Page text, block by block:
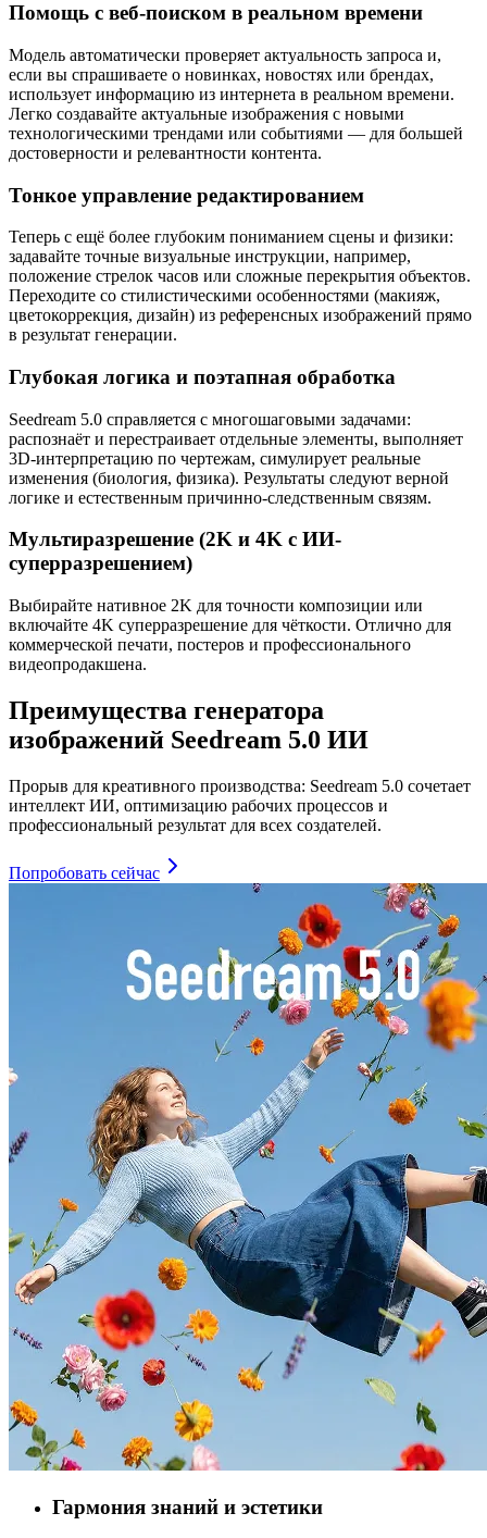
Помощь с веб-поиском в реальном времени
Модель автоматически проверяет актуальность запроса и,
если вы спрашиваете о новинках, новостях или брендах,
использует информацию из интернета в реальном времени.
Легко создавайте актуальные изображения с новыми
технологическими трендами или событиями — для большей
достоверности и релевантности контента.
Тонкое управление редактированием
Теперь с ещё более глубоким пониманием сцены и физики:
задавайте точные визуальные инструкции, например,
положение стрелок часов или сложные перекрытия объектов.
Переходите со стилистическими особенностями (макияж,
цветокоррекция, дизайн) из референсных изображений прямо
в результат генерации.
Глубокая логика и поэтапная обработка
Seedream 5.0 справляется с многошаговыми задачами:
распознаёт и перестраивает отдельные элементы, выполняет
3D-интерпретацию по чертежам, симулирует реальные
изменения (биология, физика). Результаты следуют верной
логике и естественным причинно-следственным связям.
Мультиразрешение (2K и 4K с ИИ-
суперразрешением)
Выбирайте нативное 2K для точности композиции или
включайте 4K суперразрешение для чёткости. Отлично для
коммерческой печати, постеров и профессионального
видеопродакшена.
Преимущества генератора
изображений Seedream 5.0 ИИ
Прорыв для креативного производства: Seedream 5.0 сочетает
интеллект ИИ, оптимизацию рабочих процессов и
профессиональный результат для всех создателей.
Попробовать сейчас
Гармония знаний и эстетики